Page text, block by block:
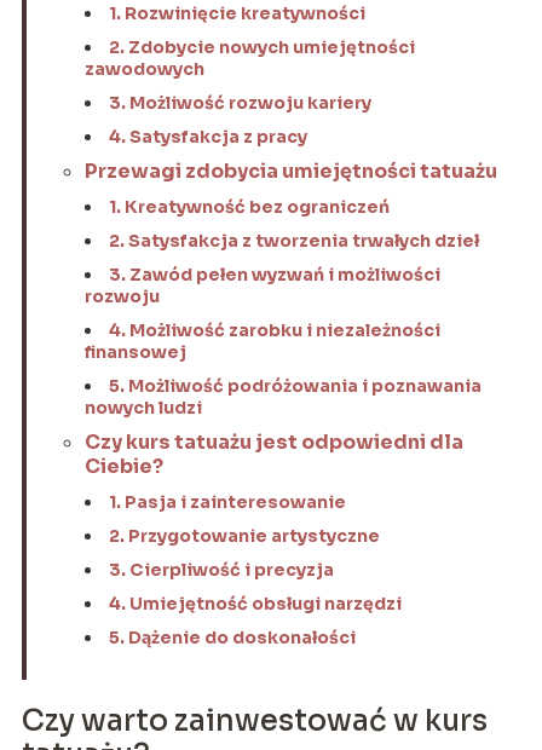
1. Rozwinięcie kreatywności
2. Zdobycie nowych umiejętności
zawodowych
3. Możliwość rozwoju kariery
4. Satysfakcja z pracy
Przewagi zdobycia umiejętności tatuażu
1. Kreatywność bez ograniczeń
2. Satysfakcja z tworzenia trwałych dzieł
3. Zawód pełen wyzwań i możliwości
rozwoju
4. Możliwość zarobku i niezależności
finansowej
5. Możliwość podróżowania i poznawania
nowych ludzi
Czy kurs tatuażu jest odpowiedni dla
Ciebie?
1. Pasja i zainteresowanie
2. Przygotowanie artystyczne
3. Cierpliwość i precyzja
4. Umiejętność obsługi narzędzi
5. Dążenie do doskonałości
Czy warto zainwestować w kurs